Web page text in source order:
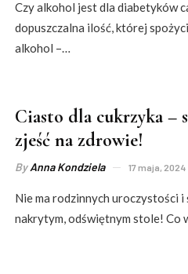
Czy alkohol jest dla diabetyków
dopuszczalna ilość, której
alkohol –…
Ciasto dla cukrzyka –
zjeść na zdrowie!
ByAnna Kondziela 17 maja, 2024
Nie ma rodzinnych uroczystości
nakrytym, odświętnym stole! Co